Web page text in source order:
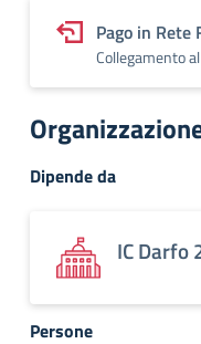
Pago in Rete
Collegamento
Dipende da
IC Darfo
Persone